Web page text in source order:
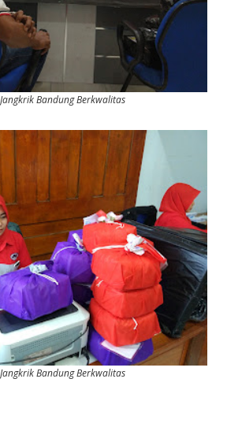
Bandung Berkwalitas
Bandung Berkwalitas